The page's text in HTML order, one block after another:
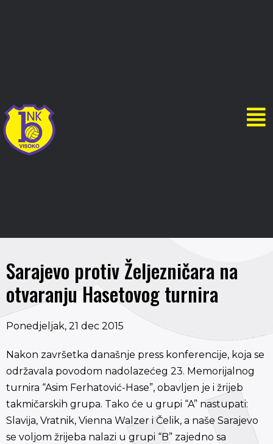
Sarajevo protiv Željezničara na
otvaranju Hasetovog turnira
Ponedjeljak, 21 dec 2015
Nakon završetka današnje press konferencije, koja se
održavala povodom nadolazećeg 23. Memorijalnog
turnira “Asim Ferhatović-Hase”, obavljen je i žrijeb
takmičarskih grupa. Tako će u grupi “A” nastupati:
Slavija, Vratnik, Vienna Walzer i Čelik, a naše Sarajevo
se voljom žrijeba nalazi u grupi “B” zajedno sa